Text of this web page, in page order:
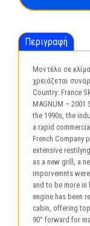
Περιγραφή
Μοντέλο σε
χρειάζεται
Country: France
MAGNUM –
the 1990s, the
a rapid
French Company
extensive
as a new grill, a
imporvemnts
and to be more in
engine has been
cabin, offering
90° forward for